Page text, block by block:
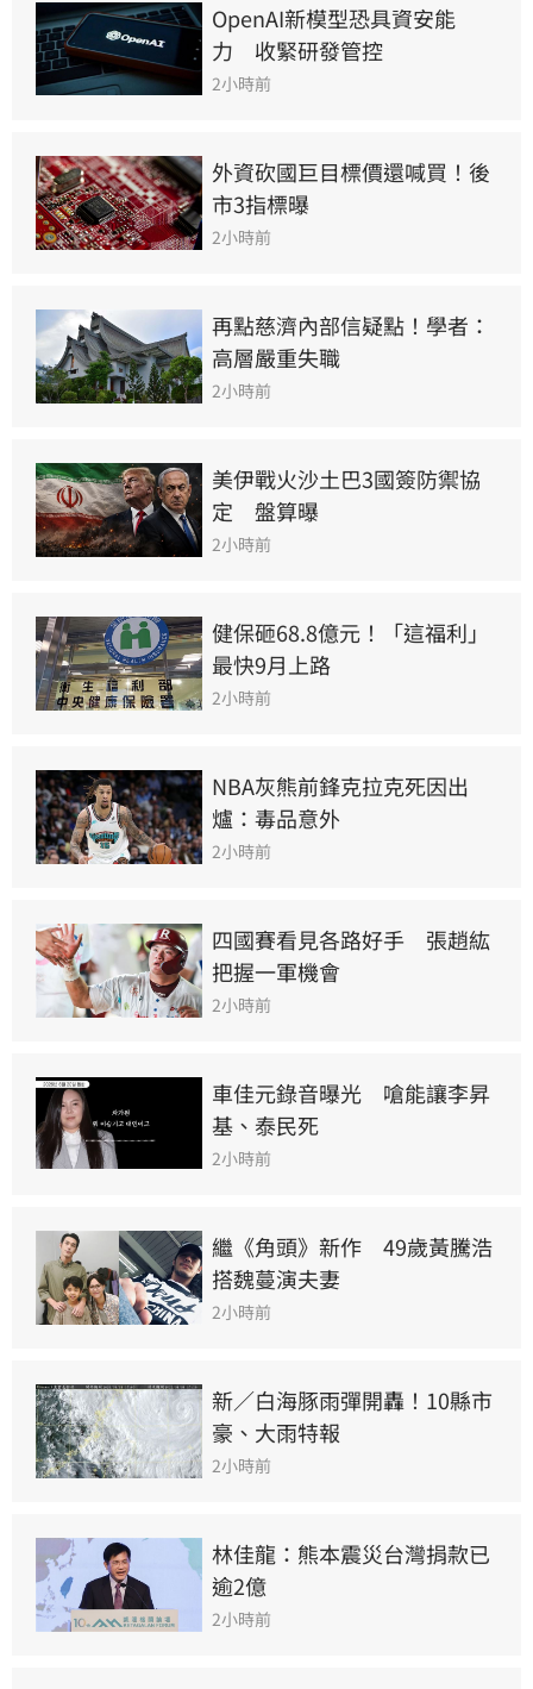
OpenAI新模型恐具資安能
力　收緊研發管控
2小時前
外資砍國巨目標價還喊買！後
市3指標曝
2小時前
再點慈濟內部信疑點！學者：
高層嚴重失職
2小時前
美伊戰火沙土巴3國簽防禦協
定　盤算曝
2小時前
健保砸68.8億元！「這福利」
最快9月上路
2小時前
NBA灰熊前鋒克拉克死因出
爐：毒品意外
2小時前
四國賽看見各路好手　張趙紘
把握一軍機會
2小時前
車佳元錄音曝光　嗆能讓李昇
基、泰民死
2小時前
繼《角頭》新作　49歲黃騰浩
搭魏蔓演夫妻
2小時前
新／白海豚雨彈開轟！10縣市
豪、大雨特報
2小時前
林佳龍：熊本震災台灣捐款已
逾2億
2小時前